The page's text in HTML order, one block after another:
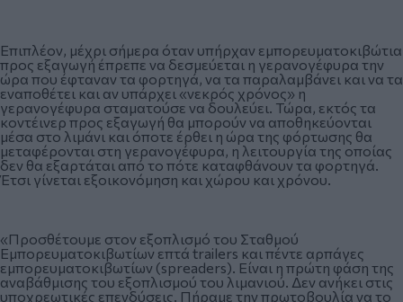
Επιπλέον, μέχρι σήμερα όταν υπήρχαν εμπορευματοκιβώτια
προς εξαγωγή έπρεπε να δεσμεύεται η γερανογέφυρα την
ώρα που έφταναν τα φορτηγά, να τα παραλαμβάνει και να τα
εναποθέτει και αν υπάρχει «νεκρός χρόνος» η
γερανογέφυρα σταματούσε να δουλεύει. Τώρα, εκτός τα
κοντέινερ προς εξαγωγή θα μπορούν να αποθηκεύονται
μέσα στο λιμάνι και όποτε έρθει η ώρα της φόρτωσης θα
μεταφέρονται στη γερανογέφυρα, η λειτουργία της οποίας
δεν θα εξαρτάται από το πότε καταφθάνουν τα φορτηγά.
Έτσι γίνεται εξοικονόμηση και χώρου και χρόνου.
«Προσθέτουμε στον εξοπλισμό του Σταθμού
Εμπορευματοκιβωτίων επτά trailers και πέντε αρπάγες
εμπορευματοκιβωτίων (spreaders). Είναι η πρώτη φάση της
αναβάθμισης του εξοπλισμού του λιμανιού. Δεν ανήκει στις
υποχρεωτικές επενδύσεις. Πήραμε την πρωτοβουλία να το